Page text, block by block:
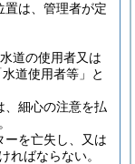
置は、管理者が定
道の使用者又は
道使用者等」と
、細心の注意を払
ーを亡失し、又は
ればならない。